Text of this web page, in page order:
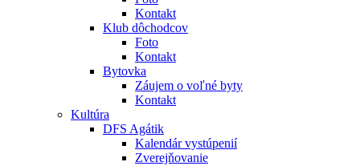
Kontakt
Klub dôchodcov
Foto
Kontakt
Bytovka
Záujem o voľné byty
Kontakt
Kultúra
DFS Agátik
Kalendár vystúpenií
Zverejňovanie